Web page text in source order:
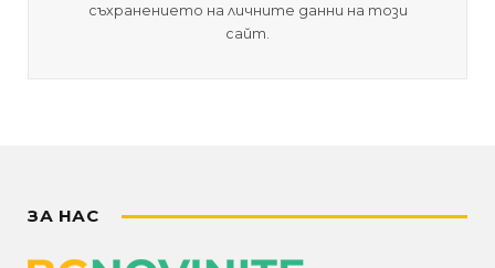
съхранението на личните данни на този
сайт.
ЗА НАС